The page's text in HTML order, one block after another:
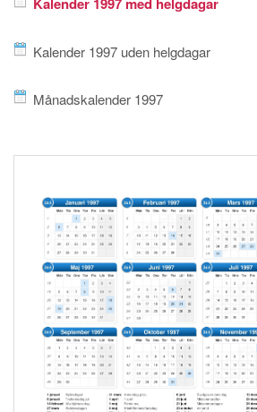
Kalender 1997 uden helgdagar
Månadskalender 1997